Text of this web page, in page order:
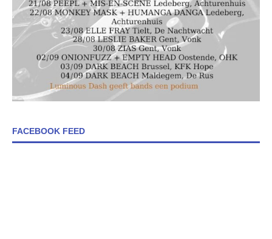
FACEBOOK FEED